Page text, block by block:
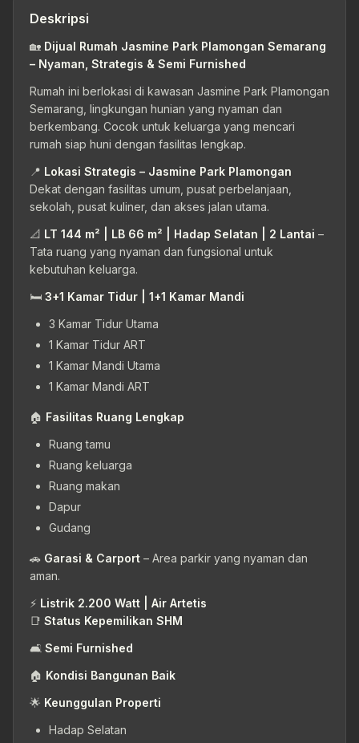
Deskripsi
🏡 Dijual Rumah Jasmine Park Plamongan Semarang
– Nyaman, Strategis & Semi Furnished
Rumah ini berlokasi di kawasan Jasmine Park Plamongan
Semarang, lingkungan hunian yang nyaman dan
berkembang. Cocok untuk keluarga yang mencari
rumah siap huni dengan fasilitas lengkap.
📍 Lokasi Strategis – Jasmine Park Plamongan
Dekat dengan fasilitas umum, pusat perbelanjaan,
sekolah, pusat kuliner, dan akses jalan utama.
📐 LT 144 m² | LB 66 m² | Hadap Selatan | 2 Lantai –
Tata ruang yang nyaman dan fungsional untuk
kebutuhan keluarga.
🛏 3+1 Kamar Tidur | 1+1 Kamar Mandi
3 Kamar Tidur Utama
1 Kamar Tidur ART
1 Kamar Mandi Utama
1 Kamar Mandi ART
🏠 Fasilitas Ruang Lengkap
Ruang tamu
Ruang keluarga
Ruang makan
Dapur
Gudang
🚗 Garasi & Carport – Area parkir yang nyaman dan
aman.
⚡ Listrik 2.200 Watt | Air Artetis
📑 Status Kepemilikan SHM
🛋 Semi Furnished
🏠 Kondisi Bangunan Baik
🌟 Keunggulan Properti
Hadap Selatan